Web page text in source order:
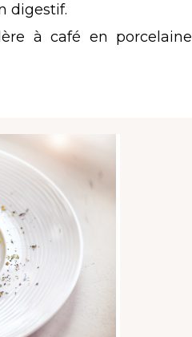
digestif.
à café en porcelaine